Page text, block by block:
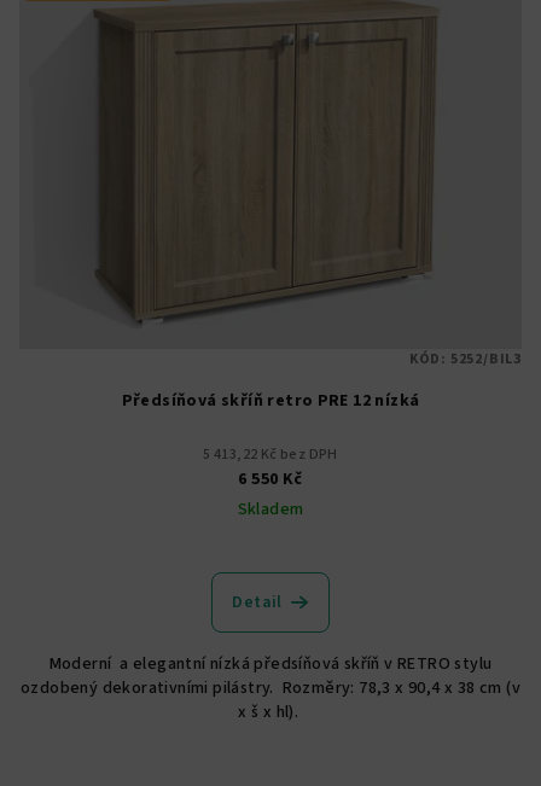
Předsíňová skříň retro PRE 12 nízká
5 413,22 Kč bez DPH
6 550 Kč
Skladem
Detail
Moderní a elegantní nízká předsíňová skříň v RETRO stylu
ozdobený dekorativními pilástry. Rozměry: 78,3 x 90,4 x 38 cm (v
x š x hl).
KÓD: 5252/BIL3